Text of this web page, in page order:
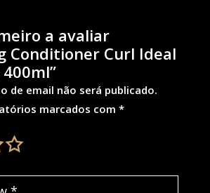
a avaliar
Conditioner Curl Ideal
de email não será publicado.
marcados com *